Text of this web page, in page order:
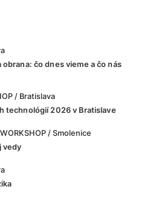
čo dnes vieme a čo nás
/ Bratislava
technológií 2026 v Bratislave
/ Smolenice
vedy